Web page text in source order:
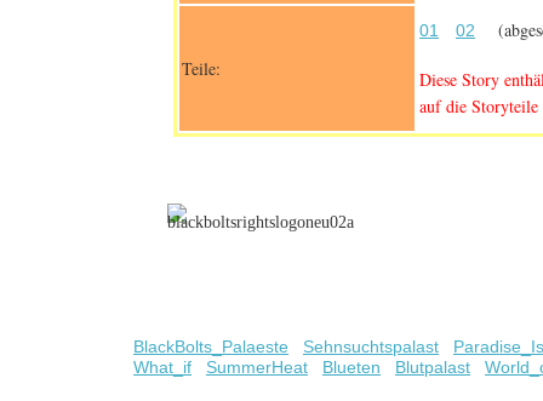
Teile:
01 02
Diese Story
auf die
BlackBolts_Palaeste Sehnsuchtspalast
What_if
SummerHeat Blueten Blutpalast